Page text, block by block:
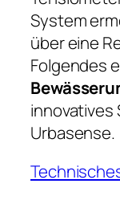
System
über eine
Folgendes
innovatives
Urbasense.